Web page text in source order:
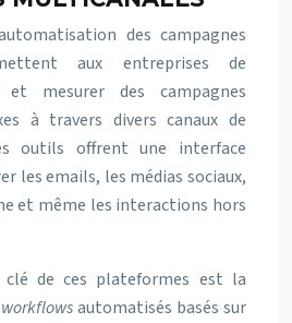
des campagnes
aux entreprises de
et mesurer des campagnes
à travers divers canaux de
outils offrent une interface
les emails, les médias sociaux,
et même les interactions hors
de ces plateformes est la
workflowsautomatisés basés sur